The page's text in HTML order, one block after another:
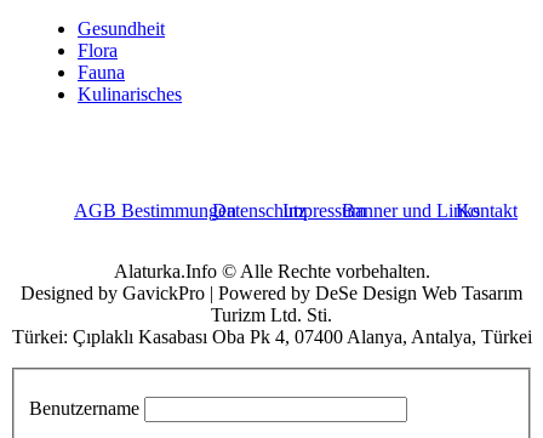
Gesundheit
Flora
Fauna
Kulinarisches
AGB BestimmungenDatenschutzImpressumBanner und LinksKontakt
Alaturka.Info © Alle Rechte vorbehalten.
Designed by GavickPro | Powered by DeSe Design Web Tasarım
Turizm Ltd. Sti.
Türkei: Çıplaklı Kasabası Oba Pk 4, 07400 Alanya, Antalya, Türkei
Benutzername